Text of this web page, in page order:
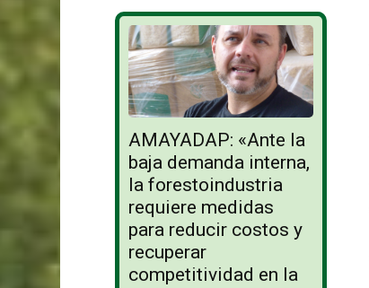
AMAYADAP: «Ante la
baja demanda interna,
la forestoindustria
requiere medidas
para reducir costos y
recuperar
competitividad en la